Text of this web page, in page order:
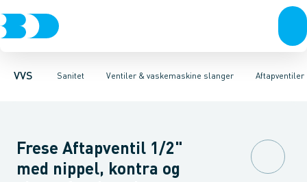
VVS Sanitet
Rør & fittingsPressfittings & rørKuglehaner & ventilerAfløb
Ventiler & vaskemaskine slanger
Toiletter, sæder og cisternerVaskeArmaturerBrusereAftapventiler
Servanteventiler Stopventiler & kuglehanerAftapventiler &
Frese Aftapventil 1/2"
med nippel, kontra og